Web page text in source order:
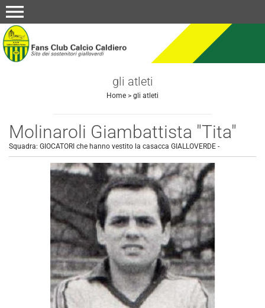
menu
gli atleti
Home > gli atleti
Molinaroli Giambattista "Tita"
Squadra: GIOCATORI che hanno vestito la casacca GIALLOVERDE -